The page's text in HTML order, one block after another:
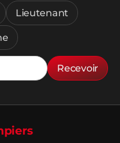
Lieutenant
Recevoir